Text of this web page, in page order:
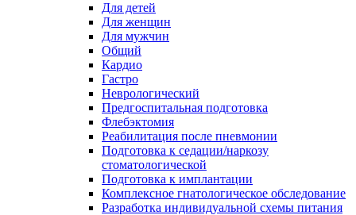
Для детей
Для женщин
Для мужчин
Общий
Кардио
Гастро
Неврологический
Предгоспитальная подготовка
Флебэктомия
Реабилитация после пневмонии
Подготовка к седации/наркозу
стоматологической
Подготовка к имплантации
Комплексное гнатологическое обследование
Разработка индивидуальной схемы питания